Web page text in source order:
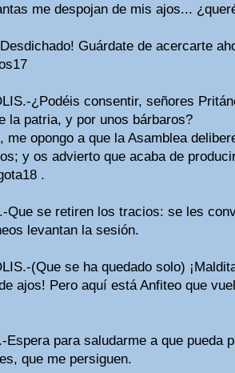
me despojan de mis ajos...
Guárdate de acercarte
¿Podéis consentir, señores
la patria, y por unos bárbaros?
me opongo a que la Asamblea
y os advierto que acaba de
.
Que se retiren los tracios: se les
levantan la sesión.
(Que se ha quedado solo)
ajos! Pero aquí está Anfiteo que
Espera para saludarme a que pueda
que me persiguen.